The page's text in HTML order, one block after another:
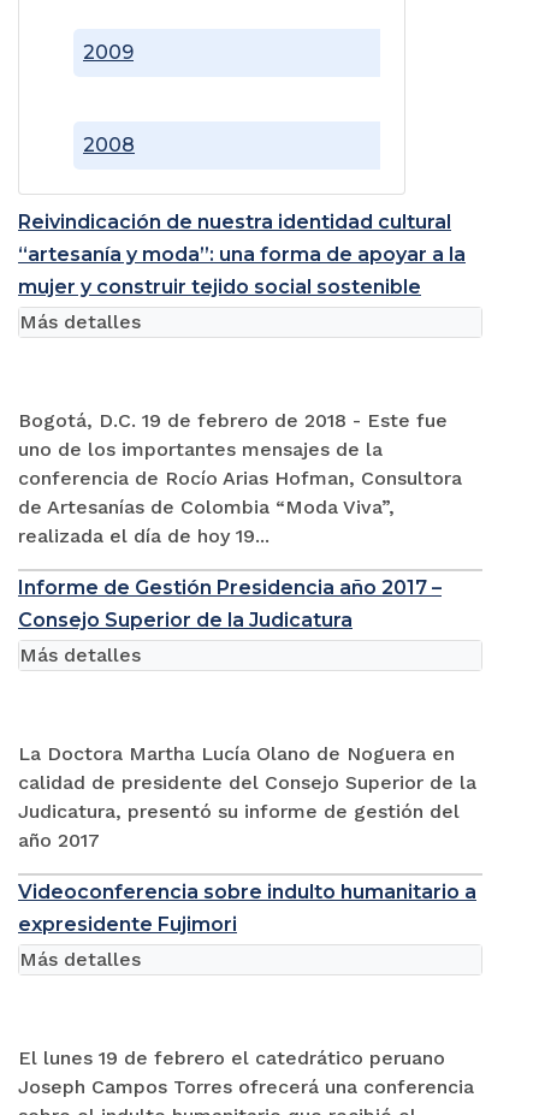
2008
2009
Reivindicación de nuestra identidad cultural
“artesanía y moda”: una forma de apoyar a la
mujer y construir tejido social sostenible
Bogotá, D.C. 19 de febrero de 2018 - Este fue
uno de los importantes mensajes de la
conferencia de Rocío Arias Hofman, Consultora
de Artesanías de Colombia “Moda Viva”,
realizada el día de hoy 19...
Más detalles
Informe de Gestión Presidencia año 2017 –
Consejo Superior de la Judicatura
La Doctora Martha Lucía Olano de Noguera en
calidad de presidente del Consejo Superior de la
Judicatura, presentó su informe de gestión del
año 2017
Más detalles
Videoconferencia sobre indulto humanitario a
expresidente Fujimori
El lunes 19 de febrero el catedrático peruano
Joseph Campos Torres ofrecerá una conferencia
Más detalles